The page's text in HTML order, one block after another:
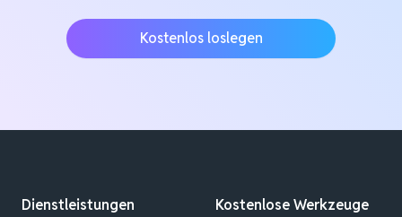
Kostenlos loslegen
Dienstleistungen Kostenlose Werkzeuge